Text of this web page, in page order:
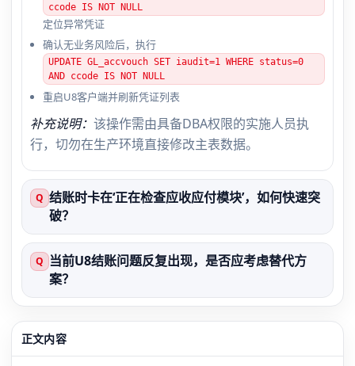
ccode IS NOT NULL
定位异常凭证
确认无业务风险后，执行
UPDATE GL_accvouch SET iaudit=1 WHERE status=0
AND ccode IS NOT NULL
重启U8客户端并刷新凭证列表
补充说明： 该操作需由具备DBA权限的实施人员执
行，切勿在生产环境直接修改主表数据。
Q 结账时卡在‘正在检查应收应付模块’，如何快速突
破？
Q 当前U8结账问题反复出现，是否应考虑替代方
案？
正文内容